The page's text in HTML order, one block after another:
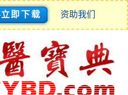
立即下载 资助我们